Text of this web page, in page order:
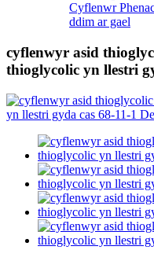
Cyflenwr
ddim ar gael
cyflenwyr asid
thioglycolic yn llestri